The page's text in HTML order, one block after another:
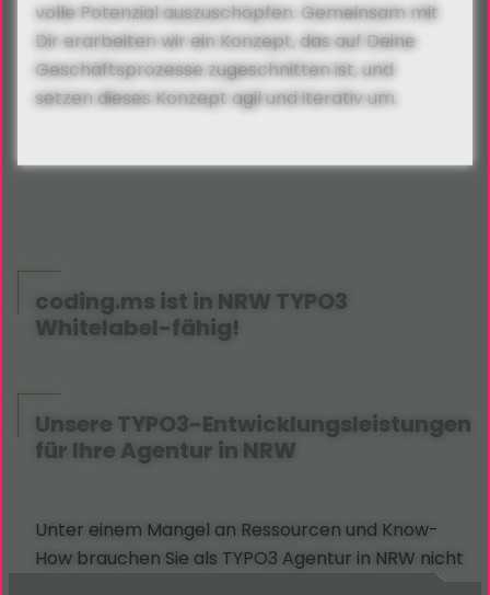
volle Potenzial auszuschöpfen. Gemeinsam mit
Dir erarbeiten wir ein Konzept, das auf Deine
Geschäftsprozesse zugeschnitten ist, und
setzen dieses Konzept agil und iterativ um.
coding.ms ist in NRW TYPO3
Whitelabel-fähig!
Unsere TYPO3-Entwicklungsleistungen
für Ihre Agentur in NRW
Unter einem Mangel an Ressourcen und Know-
How brauchen Sie als TYPO3 Agentur in NRW nicht
leiden. Mit unserem breiten Angeboten rund um